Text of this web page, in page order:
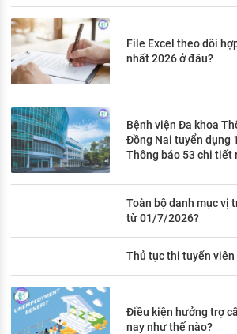
File Excel theo dõi
nhất 2026 ở đâu?
Bệnh viện Đa khoa
Đồng Nai tuyển dụng
Thông báo 53 chi tiết
Toàn bộ danh mục vị
từ 01/7/2026?
Thủ tục thi tuyển
Điều kiện hưởng trợ
nay như thế nào?